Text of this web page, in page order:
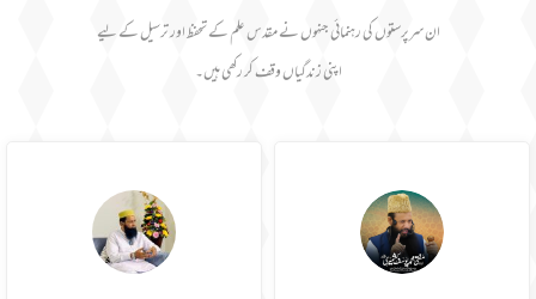
ان سرپرستوں کی رہنمائی جنہوں نے مقدس علم کے تحفظ اور ترسیل کے لیے
اپنی زندگیاں وقف کر رکھی ہیں۔